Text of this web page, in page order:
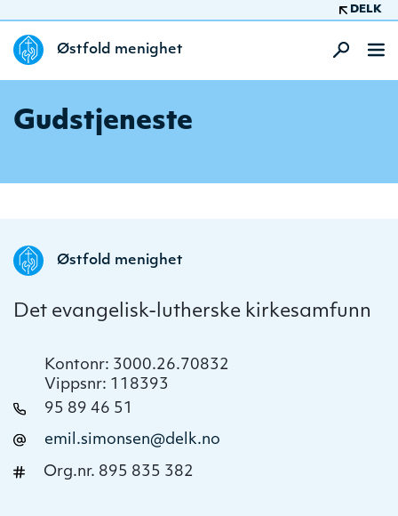
DELK
Østfold menighet
Gudstjeneste
Østfold menighet
Det evangelisk-lutherske kirkesamfunn
Kontonr: 3000.26.70832
Vippsnr: 118393
95 89 46 51
emil.simonsen@delk.no
Org.nr. 895 835 382